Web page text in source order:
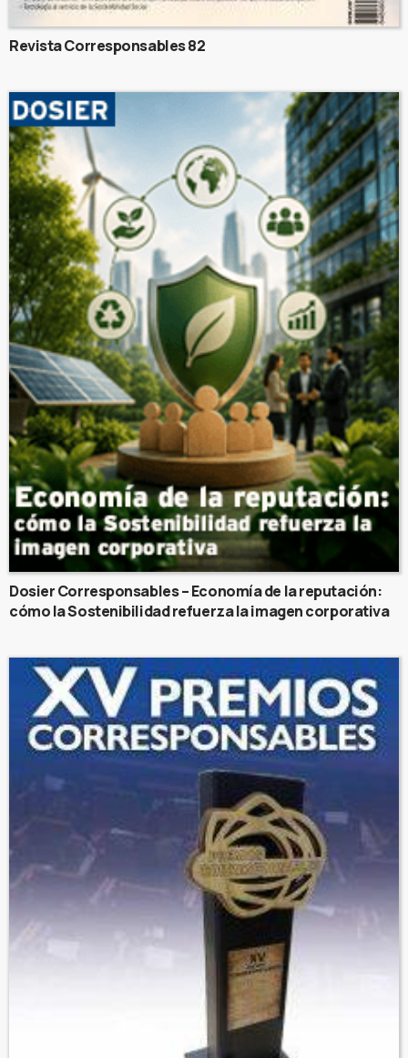
Revista Corresponsables 82
Dosier Corresponsables – Economía de la reputación:
cómo la Sostenibilidad refuerza la imagen corporativa